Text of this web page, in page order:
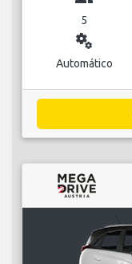
5
miscellaneous_services
Automático